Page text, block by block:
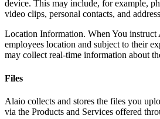
device. This may include, for example,
video clips, personal contacts, and
Location Information. When You
employees location and subject to their
may collect real-time information about
Files
Alaio collects and stores the files you
via the Products and Services offered